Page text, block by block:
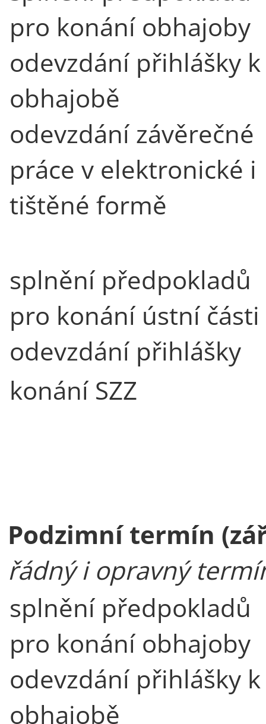
pro konání obhajoby
odevzdání přihlášky k
obhajobě
odevzdání závěrečné
práce v elektronické i
tištěné formě
splnění předpokladů
pro konání ústní části
odevzdání přihlášky
konání SZZ
Podzimní termín
řádný i opravný
splnění předpokladů
pro konání obhajoby
odevzdání přihlášky k
obhajobě